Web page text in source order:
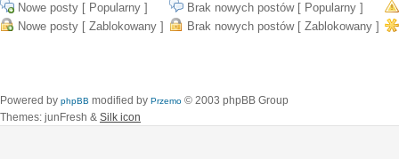
Nowe posty [ Popularny ]
Brak nowych postów [ Popularny ]
Nowe posty [ Zablokowany ]
Brak nowych postów [ Zablokowany ]
Powered by phpBB modified by Przemo © 2003 phpBB Group
Themes: junFresh & Silk icon